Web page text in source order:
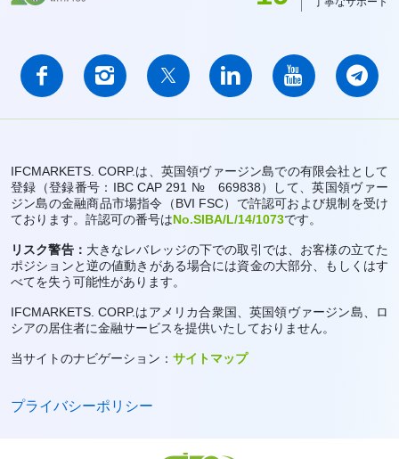
IFCMARKETS. CORP.は、英国領ヴァージン島での有限会社として
登録（登録番号：IBC CAP 291 № 669838）して、英国領ヴァー
ジン島の金融商品市場指令（BVI FSC）で許認可および規制を受け
ております。許認可の番号はNo.SIBA/L/14/1073です。
リスク警告： 大きなレバレッジの下での取引では、お客様の立てた
ポジションと逆の値動きがある場合には資金の大部分、もしくはす
べてを失う可能性があります。
IFCMARKETS. CORP.はアメリカ合衆国、英国領ヴァージン島、ロ
シアの居住者に金融サービスを提供いたしておりません。
当サイトのナビゲーション： サイトマップ
プライバシーポリシー